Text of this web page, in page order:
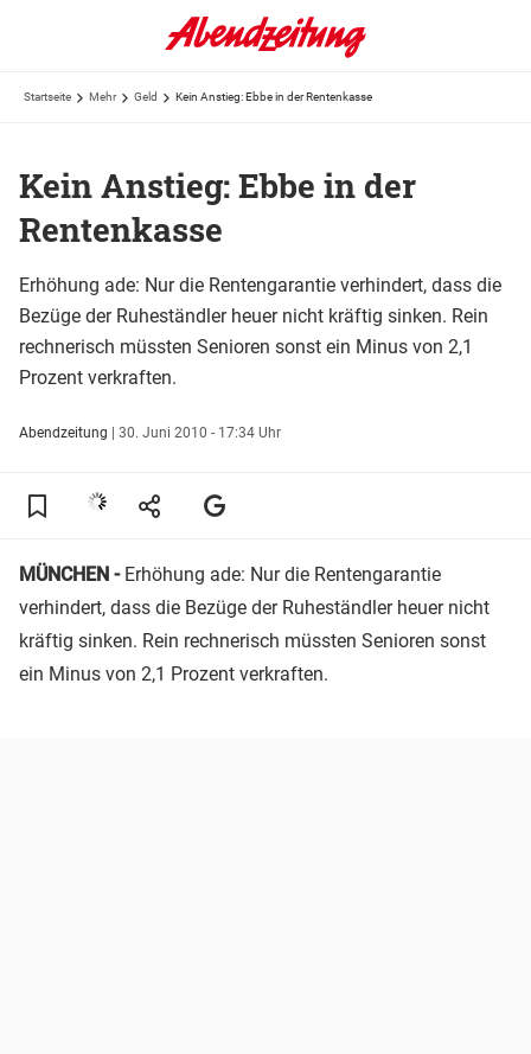
Startseite Mehr Geld Kein Anstieg: Ebbe in der Rentenkasse
Kein Anstieg: Ebbe in der
Rentenkasse
Erhöhung ade: Nur die Rentengarantie verhindert, dass die
Bezüge der Ruheständler heuer nicht kräftig sinken. Rein
rechnerisch müssten Senioren sonst ein Minus von 2,1
Prozent verkraften.
Abendzeitung | 30. Juni 2010 - 17:34 Uhr
MÜNCHEN - Erhöhung ade: Nur die Rentengarantie
verhindert, dass die Bezüge der Ruheständler heuer nicht
kräftig sinken. Rein rechnerisch müssten Senioren sonst
ein Minus von 2,1 Prozent verkraften.